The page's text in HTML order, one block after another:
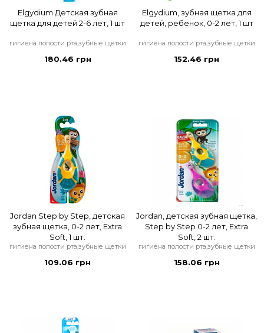
Elgydium Детская зубная
щетка для детей 2-6 лет, 1 шт
гигиена полости рта,зубные щетки
180.46 грн
Elgydium, зубная щетка для
детей, ребенок, 0-2 лет, 1 шт
гигиена полости рта,зубные щетки
152.46 грн
Jordan Step by Step, детская
зубная щетка, 0-2 лет, Extra
Soft, 1 шт.
гигиена полости рта,зубные щетки
109.06 грн
Jordan, детская зубная щетка,
Step by Step 0-2 лет, Extra
Soft, 2 шт.
гигиена полости рта,зубные щетки
158.06 грн